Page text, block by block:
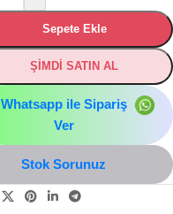
Sepete Ekle
ŞİMDİ SATIN AL
Whatsapp ile Sipariş
Ver
Stok Sorunuz